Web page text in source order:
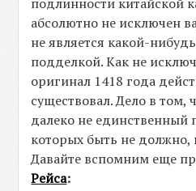
абсолютно не исключен
не является какой-
подделкой. Как не
оригинал 1418 года
существовал. Дело в том,
далеко не единственный
которых быть не должно,
Давайте вспомним еще
Рейса: